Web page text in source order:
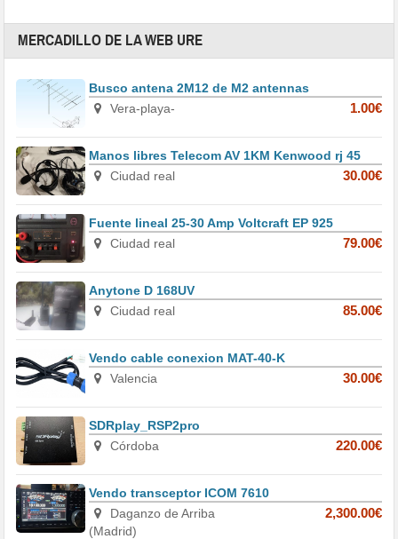
MERCADILLO DE LA WEB URE
Busco antena 2M12 de M2 antennas
Vera-playa-
1.00€
Manos libres Telecom AV 1KM Kenwood rj 45
Ciudad real
30.00€
Fuente lineal 25-30 Amp Voltcraft EP 925
Ciudad real
79.00€
Anytone D 168UV
Ciudad real
85.00€
Vendo cable conexion MAT-40-K
Valencia
30.00€
SDRplay_RSP2pro
Córdoba
220.00€
Vendo transceptor ICOM 7610
Daganzo de Arriba
(Madrid)
2,300.00€